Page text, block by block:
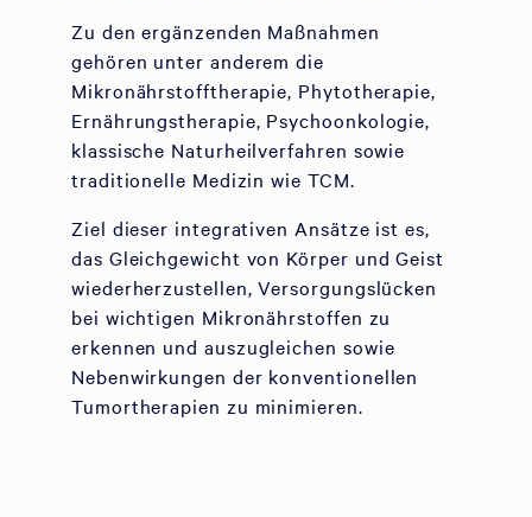
Zu den ergänzenden Maßnahmen
gehören unter anderem die
Mikronährstofftherapie, Phytotherapie,
Ernährungstherapie, Psychoonkologie,
klassische Naturheilverfahren sowie
traditionelle Medizin wie TCM.
Ziel dieser integrativen Ansätze ist es,
das Gleichgewicht von Körper und Geist
wiederherzustellen, Versorgungslücken
bei wichtigen Mikronährstoffen zu
erkennen und auszugleichen sowie
Nebenwirkungen der konventionellen
Tumortherapien zu minimieren.